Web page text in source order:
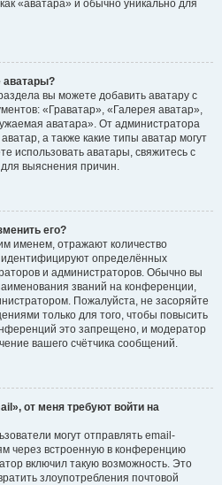
«аватара» и обычно уникально для
аватары?
вы можете добавить аватару с
«Граватар», «Галерея аватар»,
аватара». От администратора
а также какие типы аватар могут
использовать аватары, свяжитесь с
выяснения причин.
его?
именем, отражают количество
определённых
и администраторов. Обычно вы
званий на конференции,
Пожалуйста, не засоряйте
только для того, чтобы повысить
это запрещено, и модератор
вашего счётчика сообщений.
от меня требуют войти на
могут отправлять email-
через встроенную в конференцию
включил такую возможность. Это
злоупотребления почтовой